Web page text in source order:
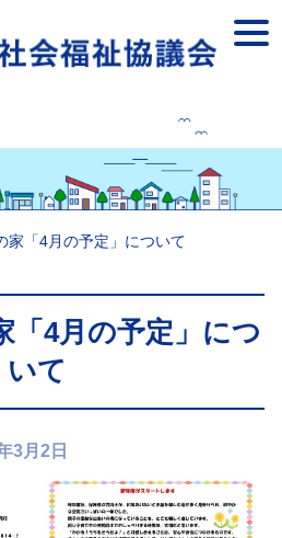
家「4月の予定」について
「4月の予定」につ
いて
3月2日